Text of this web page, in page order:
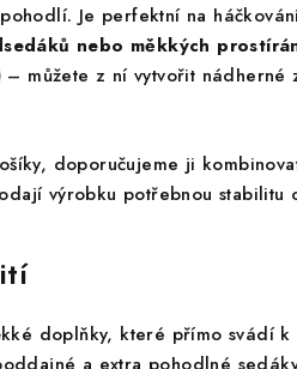
Je perfektní na
nebo měkkých
– můžete z ní vytvořit nádherné
doporučujeme ji
výrobku potřebnou stabilitu
doplňky, které přímo svádí k